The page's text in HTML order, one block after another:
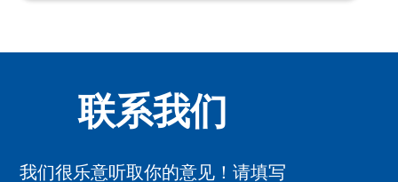
联系我们
我们很乐意听取你的意见！请填写